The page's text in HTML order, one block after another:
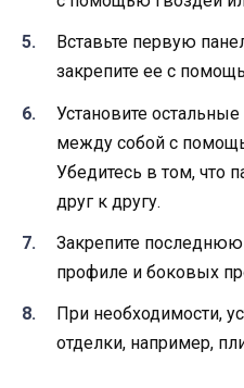
Вставьте первую
закрепите ее с
Установите
между собой с
Убедитесь в том, что
друг к другу.
Закрепите
профиле и боковых
При необходимости,
отделки, например,